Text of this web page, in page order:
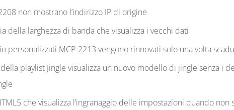
non mostrano l’indirizzo IP di origine
della larghezza di banda che visualizza i vecchi dati
personalizzati MCP-2213 vengono rinnovati solo una volta
playlist Jingle visualizza un nuovo modello di jingle senza i
che visualizza l’ingranaggio delle impostazioni quando non